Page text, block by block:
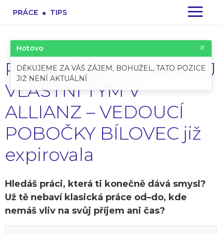
PRÁCE . TIPS
Pracovní pozice: BUDUJ
VLASTNÍ TÝM V
ALLIANZ – VEDOUCÍ
POBOČKY BÍLOVEC již
expirovala
Hledáš práci, která ti konečně dává smysl?
Už tě nebaví klasická práce od–do, kde
nemáš vliv na svůj příjem ani čas?
Hotovo ×
DĚKUJEME ZA VÁŠ ZÁJEM, BOHUŽEL, TATO POZICE
JIŽ NENÍ AKTUÁLNÍ